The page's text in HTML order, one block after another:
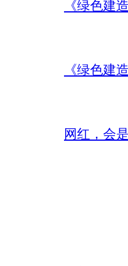
《绿色建
《绿色建
网红，会